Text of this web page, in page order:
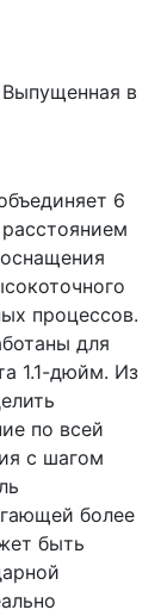
Выпущенная в
6
процессов.
для
1.1-дюйм. Из
по всей
с шагом
более
быть